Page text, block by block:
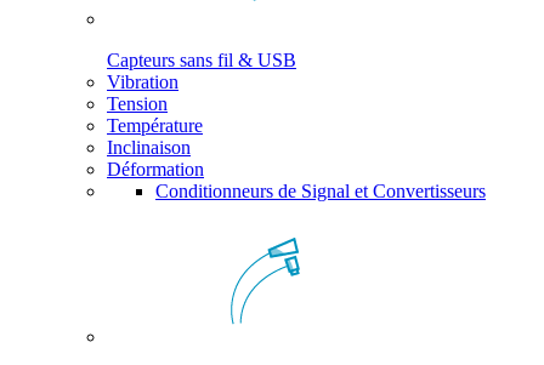
Capteurs sans fil & USB
Vibration
Tension
Température
Inclinaison
Déformation
Conditionneurs de Signal et Convertisseurs